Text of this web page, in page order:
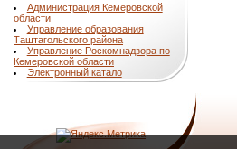
Администрация Кемеровской
области
Управление образования
Таштагольского района
Управление Роскомнадзора по
Кемеровской области
Электронный катало